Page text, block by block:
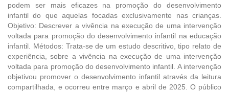
podem ser mais eficazes na promoção do desenvolvimento
infantil do que aquelas focadas exclusivamente nas crianças.
Objetivo: Descrever a vivência na execução de uma intervenção
voltada para promoção do desenvolvimento infantil na educação
infantil. Métodos: Trata-se de um estudo descritivo, tipo relato de
experiência, sobre a vivência na execução de uma intervenção
voltada para promoção do desenvolvimento infantil. A intervenção
objetivou promover o desenvolvimento infantil através da leitura
compartilhada, e ocorreu entre março e abril de 2025. O público